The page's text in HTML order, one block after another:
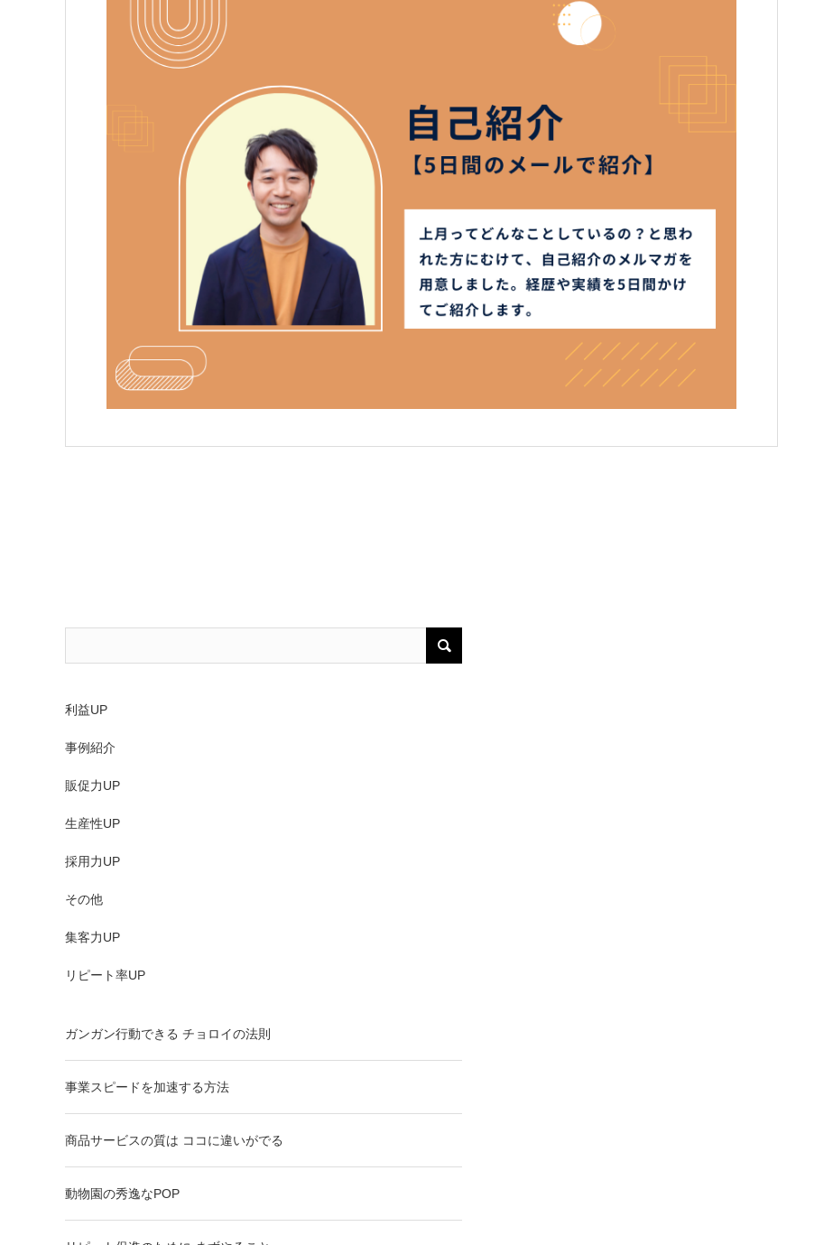
利益UP
事例紹介
販促力UP
生産性UP
採用力UP
その他
集客力UP
リピート率UP
ガンガン行動できる チョロイの法則
事業スピードを加速する方法
商品サービスの質は ココに違いがでる
動物園の秀逸なPOP